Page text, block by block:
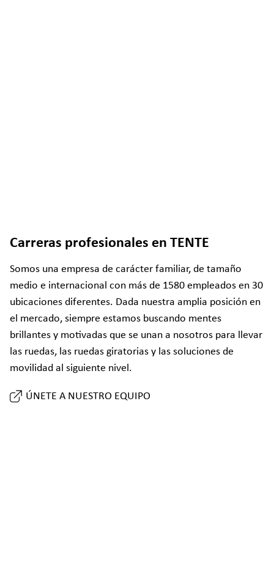
Carreras profesionales en TENTE
Somos una empresa de carácter familiar, de tamaño
medio e internacional con más de 1580 empleados en 30
ubicaciones diferentes. Dada nuestra amplia posición en
el mercado, siempre estamos buscando mentes
brillantes y motivadas que se unan a nosotros para llevar
las ruedas, las ruedas giratorias y las soluciones de
movilidad al siguiente nivel.
ÚNETE A NUESTRO EQUIPO